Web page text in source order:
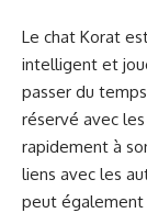
Le chat Korat
intelligent et
passer du
réservé avec
rapidement à
liens avec les
peut également